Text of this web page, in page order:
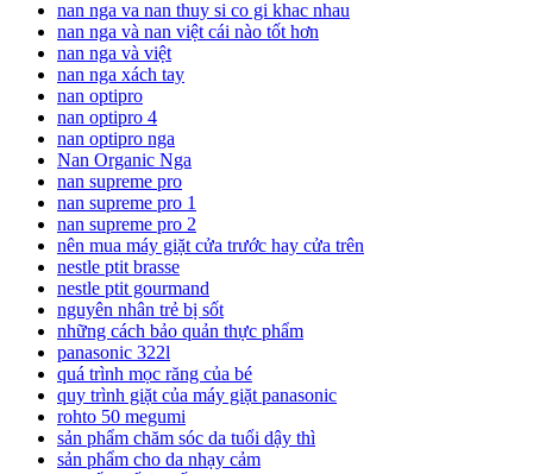
nan nga va nan thuy si co gi khac nhau
nan nga và nan việt cái nào tốt hơn
nan nga và việt
nan nga xách tay
nan optipro
nan optipro 4
nan optipro nga
Nan Organic Nga
nan supreme pro
nan supreme pro 1
nan supreme pro 2
nên mua máy giặt cửa trước hay cửa trên
nestle ptit brasse
nestle ptit gourmand
nguyên nhân trẻ bị sốt
những cách bảo quản thực phẩm
panasonic 322l
quá trình mọc răng của bé
quy trình giặt của máy giặt panasonic
rohto 50 megumi
sản phẩm chăm sóc da tuổi dậy thì
sản phẩm cho da nhạy cảm